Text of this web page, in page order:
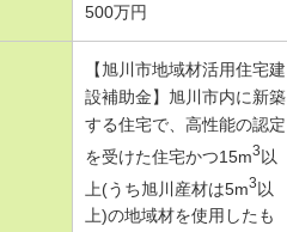
500万円
【旭川市地域材活用住宅建
設補助金】旭川市内に新築
する住宅で、高性能の認定
を受けた住宅かつ15m3 以
上(うち旭川産材は5m3以
上)の地域材を使用したも